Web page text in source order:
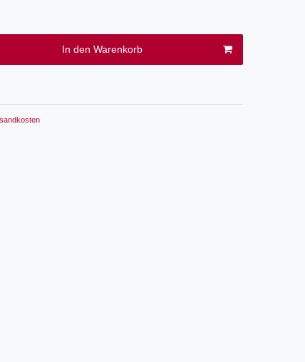
In den Warenkorb